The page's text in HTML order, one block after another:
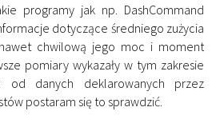
programy jak np. DashCommand
dotyczące średniego zużycia
chwilową jego moc i moment
pomiary wykazały w tym zakresie
od danych deklarowanych przez
postaram się to sprawdzić.